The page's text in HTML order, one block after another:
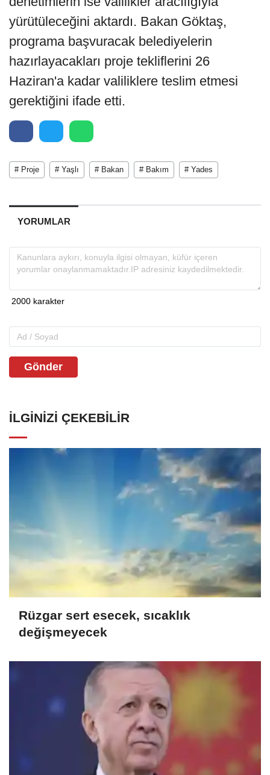
yürütüleceğini aktardı. Bakan Göktaş,
programa başvuracak belediyelerin
hazırlayacakları proje tekliflerini 26
Haziran'a kadar valiliklere teslim etmesi
gerektiğini ifade etti.
# Proje # Yaşlı # Bakan # Bakım # Yades
YORUMLAR
Gönder
İLGINIZI ÇEKEBILIR
Rüzgar sert esecek, sıcaklık
değişmeyecek